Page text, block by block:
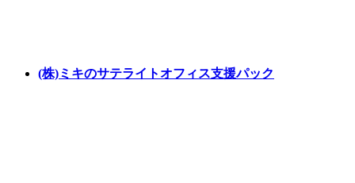
(株)ミキのサテライトオフィス支援パック